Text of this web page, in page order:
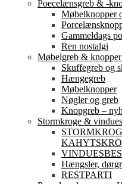
Poecelænsgreb & -
Møbelknopper
Gammeldags
Ren nostalgi
Møbelgreb &
Skuffegreb og
Hængegreb
Møbelknopper
Nøgler og greb
Knopgreb –
Stormkroge &
Hængsler,
RESTPARTI